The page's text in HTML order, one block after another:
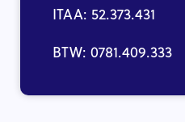
ITAA: 52.373.431
BTW: 0781.409.333